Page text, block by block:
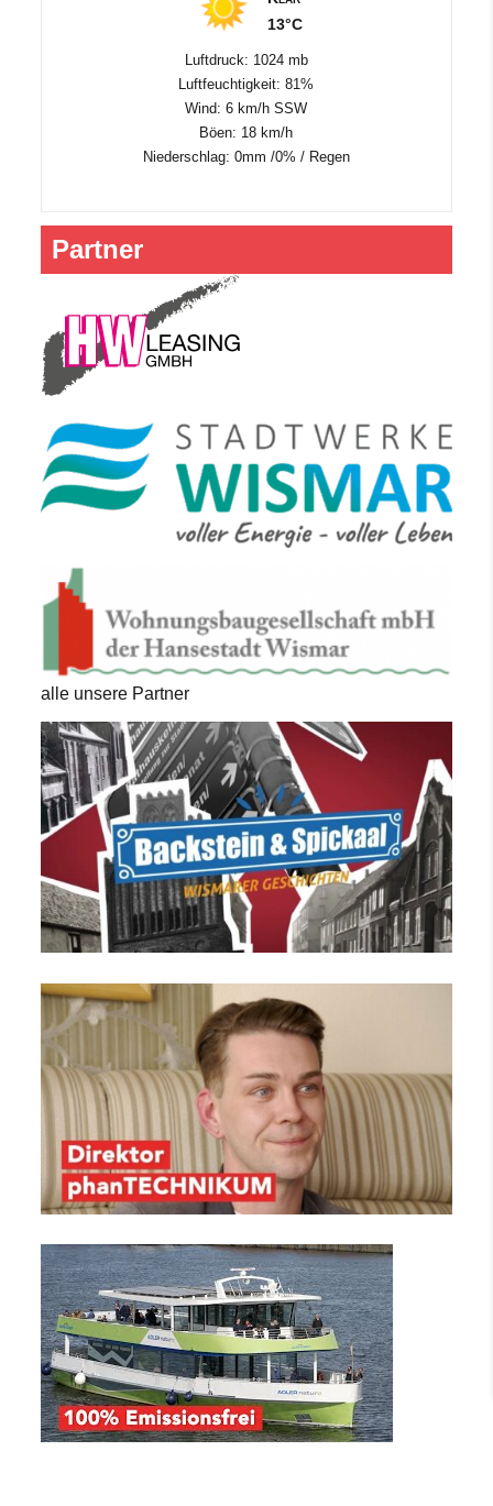
13°C
Luftdruck: 1024 mb
Luftfeuchtigkeit: 81%
Wind: 6 km/h SSW
Böen: 18 km/h
Niederschlag: 0mm /0% / Regen
Partner
alle unsere Partner